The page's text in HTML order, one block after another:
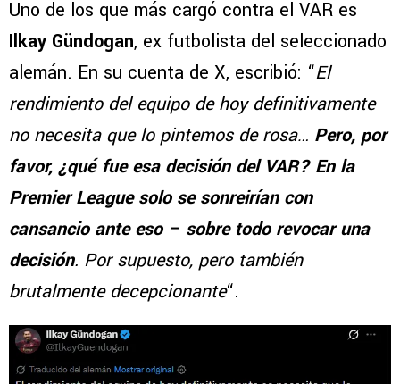
Uno de los que más cargó contra el VAR es
Ilkay Gündogan, ex futbolista del seleccionado
alemán. En su cuenta de X, escribió: “El
rendimiento del equipo de hoy definitivamente
no necesita que lo pintemos de rosa… Pero, por
favor, ¿qué fue esa decisión del VAR? En la
Premier League solo se sonreirían con
cansancio ante eso – sobre todo revocar una
decisión. Por supuesto, pero también
brutalmente decepcionante“.